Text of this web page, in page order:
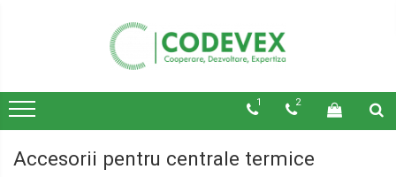
1 2
Accesorii pentru centrale termice